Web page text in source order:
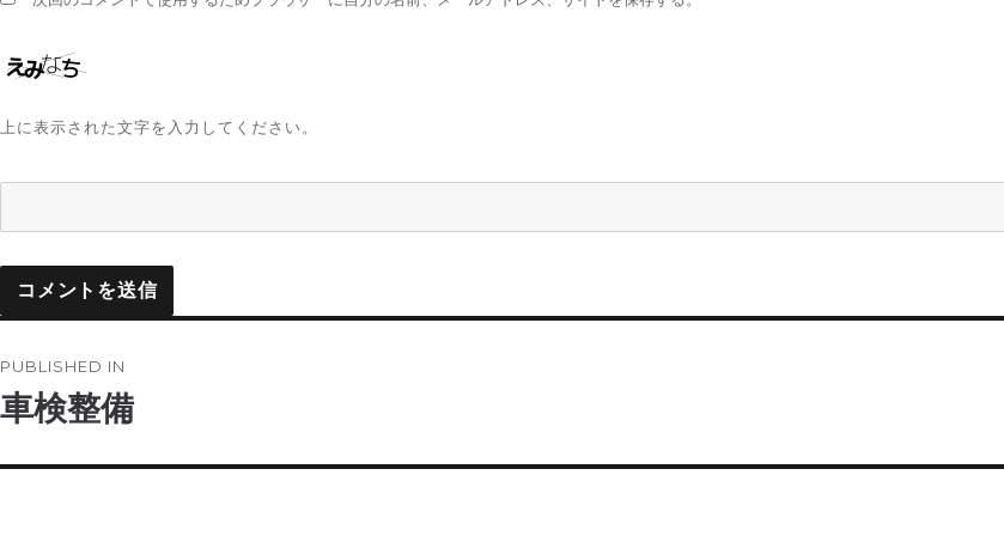
上に表示された文字を入力してください。
稿
PUBLISHED IN
車検整備